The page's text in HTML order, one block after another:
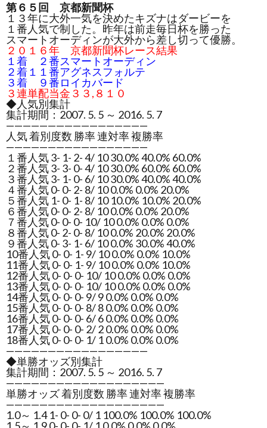
第６５回 京都新聞杯
１３年に大外一気を決めたキズナはダービーを
１番人気で制した。昨年は前走毎日杯を勝った
スマートオーディンが大外から差し切って優勝。
２０１６年 京都新聞杯レース結果
１着 ２番スマートオーディン
２着１１番アグネスフォルテ
３着 ９番ロイカバード
３連単配当金３３,８１０
◆人気別集計
集計期間：2007. 5. 5 ～ 2016. 5. 7
—————————————————
人気 着別度数 勝率 連対率 複勝率
—————————————————
１番人気 3- 1- 2- 4/ 10 30.0% 40.0% 60.0%
２番人気 3- 3- 0- 4/ 10 30.0% 60.0% 60.0%
３番人気 3- 1- 0- 6/ 10 30.0% 40.0% 40.0%
４番人気 0- 0- 2- 8/ 10 0.0% 0.0% 20.0%
５番人気 1- 0- 1- 8/ 10 10.0% 10.0% 20.0%
６番人気 0- 0- 2- 8/ 10 0.0% 0.0% 20.0%
７番人気 0- 0- 0- 10/ 10 0.0% 0.0% 0.0%
８番人気 0- 2- 0- 8/ 10 0.0% 20.0% 20.0%
９番人気 0- 3- 1- 6/ 10 0.0% 30.0% 40.0%
10番人気 0- 0- 1- 9/ 10 0.0% 0.0% 10.0%
11番人気 0- 0- 1- 9/ 10 0.0% 0.0% 10.0%
12番人気 0- 0- 0- 10/ 10 0.0% 0.0% 0.0%
13番人気 0- 0- 0- 10/ 10 0.0% 0.0% 0.0%
14番人気 0- 0- 0- 9/ 9 0.0% 0.0% 0.0%
15番人気 0- 0- 0- 8/ 8 0.0% 0.0% 0.0%
16番人気 0- 0- 0- 6/ 6 0.0% 0.0% 0.0%
17番人気 0- 0- 0- 2/ 2 0.0% 0.0% 0.0%
18番人気 0- 0- 0- 1/ 1 0.0% 0.0% 0.0%
—————————————————
◆単勝オッズ別集計
集計期間：2007. 5. 5 ～ 2016. 5. 7
———————————————————
単勝オッズ 着別度数 勝率 連対率 複勝率
———————————————————
1.0～ 1.4 1- 0- 0- 0/ 1 100.0% 100.0% 100.0%